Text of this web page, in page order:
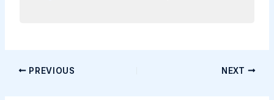
PREVIOUS NEXT